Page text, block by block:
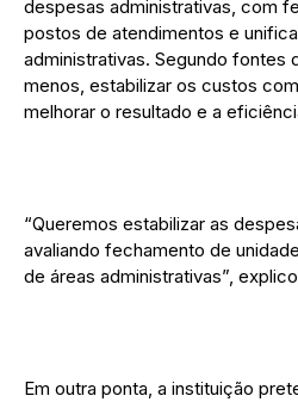
despesas administrativas, com
postos de atendimentos e
administrativas. Segundo fontes
menos, estabilizar os custos
melhorar o resultado e a
“Queremos estabilizar as
avaliando fechamento de
de áreas administrativas”,
Em outra ponta, a instituição